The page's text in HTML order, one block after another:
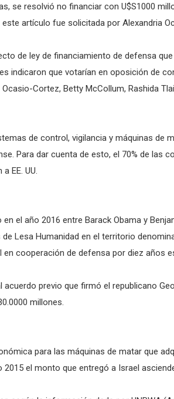
se resolvió no financiar con U$S1000
artículo fue solicitada por Alexandria
de ley de financiamiento de defensa
indicaron que votarían en oposición de
Cortez, Betty McCollum, Rashida
de control, vigilancia y máquinas de
Para dar cuenta de esto, el 70% de las
EE. UU.
el año 2016 entre Barack Obama y
Lesa Humanidad en el territorio
cooperación de defensa por diez años
previo que firmó el republicano
millones.
para las máquinas de matar que
el monto que entregó a Israel